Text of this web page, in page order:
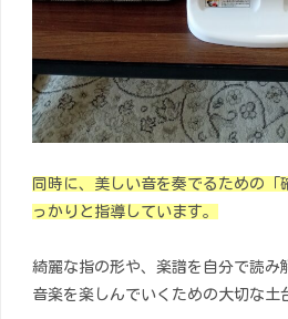
同時に、美しい音を奏でるための「
っかりと指導しています。
綺麗な指の形や、楽譜を自分で読み
音楽を楽しんでいくための大切な土